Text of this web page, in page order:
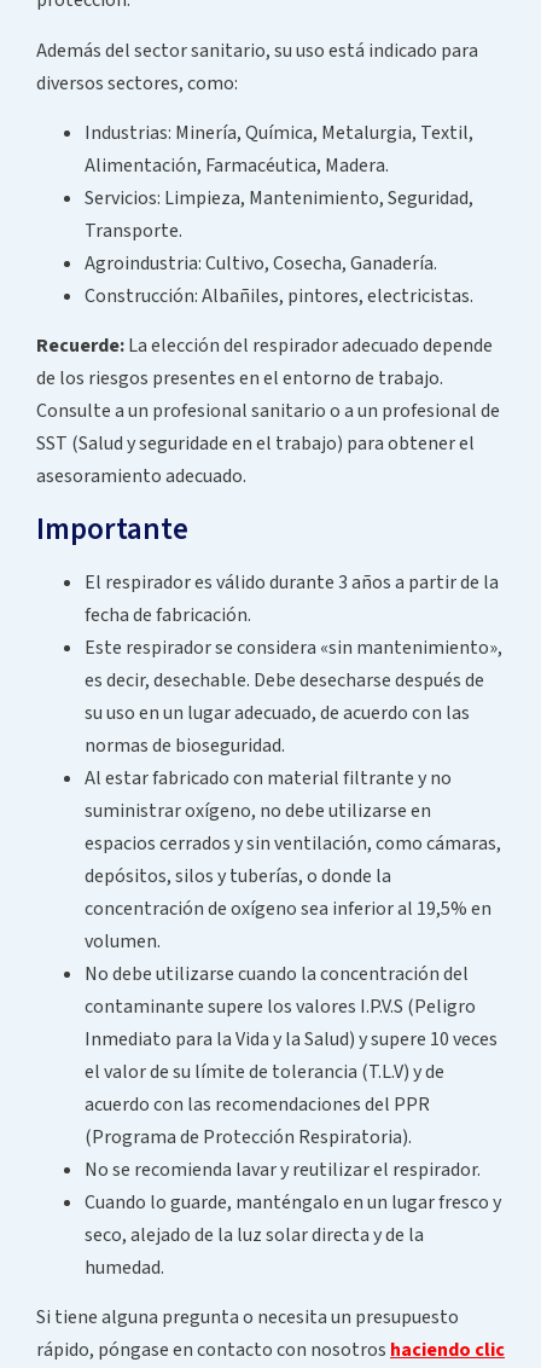
Además del sector sanitario, su uso está indicado para
diversos sectores, como:
Industrias: Minería, Química, Metalurgia, Textil,
Alimentación, Farmacéutica, Madera.
Servicios: Limpieza, Mantenimiento, Seguridad,
Transporte.
Agroindustria: Cultivo, Cosecha, Ganadería.
Construcción: Albañiles, pintores, electricistas.
Recuerde:La elección del respirador adecuado depende
de los riesgos presentes en el entorno de trabajo.
Consulte a un profesional sanitario o a un profesional de
SST (Salud y seguridade en el trabajo) para obtener el
asesoramiento adecuado.
Importante
El respirador es válido durante 3 años a partir de la
fecha de fabricación.
Este respirador se considera «sin mantenimiento»,
es decir, desechable. Debe desecharse después de
su uso en un lugar adecuado, de acuerdo con las
normas de bioseguridad.
Al estar fabricado con material filtrante y no
suministrar oxígeno, no debe utilizarse en
espacios cerrados y sin ventilación, como cámaras,
depósitos, silos y tuberías, o donde la
concentración de oxígeno sea inferior al 19,5% en
volumen.
No debe utilizarse cuando la concentración del
contaminante supere los valores I.P.V.S (Peligro
Inmediato para la Vida y la Salud) y supere 10 veces
el valor de su límite de tolerancia (T.L.V) y de
acuerdo con las recomendaciones del PPR
(Programa de Protección Respiratoria).
No se recomienda lavar y reutilizar el respirador.
Cuando lo guarde, manténgalo en un lugar fresco y
seco, alejado de la luz solar directa y de la
humedad.
Si tiene alguna pregunta o necesita un presupuesto
rápido, póngase en contacto con nosotros haciendo clic